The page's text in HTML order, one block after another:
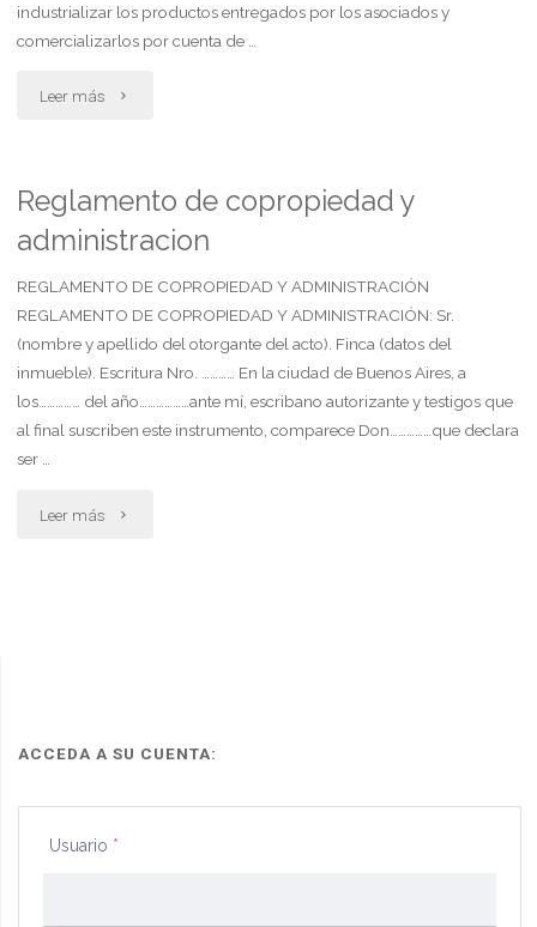
industrializar los productos entregados por los asociados y
comercializarlos por cuenta de …
Leer más "Anexo
cooperativo
de
Reglamento de copropiedad y
administracion
REGLAMENTO DE COPROPIEDAD Y ADMINISTRACIÓN
REGLAMENTO DE COPROPIEDAD Y ADMINISTRACIÓN: Sr.
(nombre y apellido del otorgante del acto). Finca (datos del
inmueble). Escritura Nro. ………… En la ciudad de Buenos Aires, a
los…………… del año………………ante mí, escribano autorizante y testigos que
al final suscriben este instrumento, comparece Don……………que declara
ser …
Leer más "Reglamento
ACCEDA A SU CUENTA:
Usuario *